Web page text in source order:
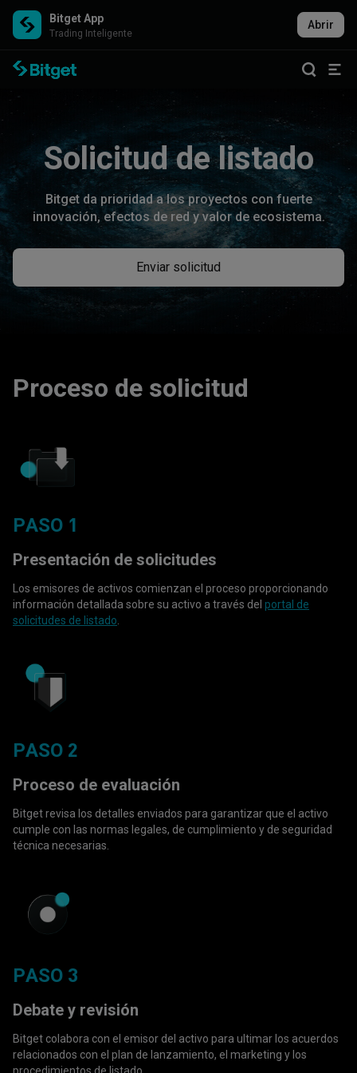
Bitget App
Trading Inteligente
Abrir
Solicitud de listado
Bitget da prioridad a los proyectos con fuerte
innovación, efectos de red y valor de ecosistema.
Enviar solicitud
Proceso de solicitud
PASO 1
Presentación de solicitudes
Los emisores de activos comienzan el proceso proporcionando
información detallada sobre su activo a través del portal de
solicitudes de listado
PASO 2
Proceso de evaluación
Bitget revisa los detalles enviados para garantizar que el activo
cumple con las normas legales, de cumplimiento y de seguridad
técnica necesarias.
PASO 3
Debate y revisión
Bitget colabora con el emisor del activo para ultimar los acuerdos
relacionados con el plan de lanzamiento, el marketing y los